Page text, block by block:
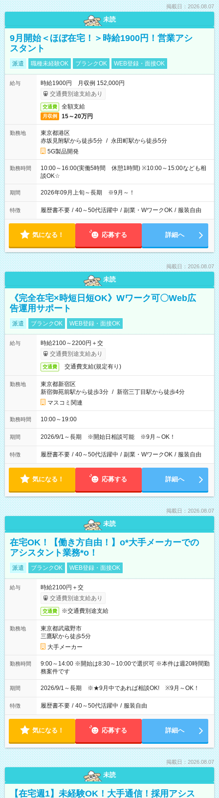
掲載日：2026.08.07
未読
9月開始＜ほぼ在宅！＞時給1900円！営業アシ
スタント
派遣 職種未経験OK ブランクOK WEB登録・面接OK
給与
時給1900円 月収例 152,000円
交通費別途支給あり
交通費 全額支給
月収例 15～20万円
勤務地
東京都港区
赤坂見附駅から徒歩5分 / 永田町駅から徒歩5分
5G製品開発
勤務時間
10:00～16:00(実働5時間 休憩1時間) ※10:00～15:00なども相
談OK☆
期間 2026年09月上旬～長期 ※9月～！
特徴 履歴書不要 / 40～50代活躍中 / 副業・WワークOK / 服装自由
気になる！ 応募する 詳細へ
掲載日：2026.08.07
未読
《完全在宅×時短日短OK》Wワーク可〇Web広
告運用サポート
派遣 ブランクOK WEB登録・面接OK
給与
時給2100～2200円＋交
交通費別途支給あり
交通費 交通費支給(規定有り)
勤務地
東京都新宿区
新宿御苑前駅から徒歩3分 / 新宿三丁目駅から徒歩4分
マスコミ関連
勤務時間 10:00～19:00
期間 2026/9/1～長期 ※開始日相談可能 ※9月～OK！
特徴 履歴書不要 / 40～50代活躍中 / 副業・WワークOK / 服装自由
気になる！ 応募する 詳細へ
掲載日：2026.08.07
未読
在宅OK！【働き方自由！】o*大手メーカーでの
アシスタント業務*o！
派遣 ブランクOK WEB登録・面接OK
給与
時給2100円＋交
交通費別途支給あり
交通費 ※交通費別途支給
勤務地
東京都武蔵野市
三鷹駅から徒歩5分
大手メーカー
勤務時間
9:00～14:00 ※開始は8:30～10:00で選択可 ※本件は週20時間勤
務案件です
期間 2026/9/1～長期 ※★9月中であれば相談OK! ※9月～OK！
特徴 履歴書不要 / 40～50代活躍中 / 服装自由
気になる！ 応募する 詳細へ
掲載日：2026.08.07
未読
【在宅週1】未経験OK！大手通信！採用アシス